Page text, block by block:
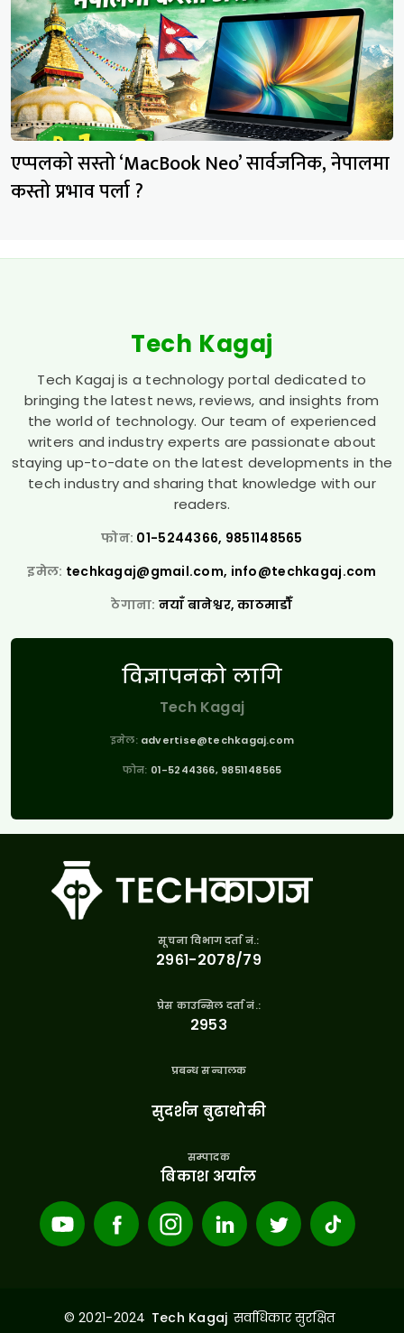
एप्पलको सस्तो ‘MacBook Neo’ सार्वजनिक, नेपालमा
कस्तो प्रभाव पर्ला ?
Tech Kagaj
Tech Kagaj is a technology portal dedicated to
bringing the latest news, reviews, and insights from
the world of technology. Our team of experienced
writers and industry experts are passionate about
staying up-to-date on the latest developments in the
tech industry and sharing that knowledge with our
readers.
फोन: 01-5244366, 9851148565
इमेल: techkagaj@gmail.com, info@techkagaj.com
ठेगाना: नयाँ बानेश्वर, काठमाडौँ
विज्ञापनको लागि
Tech Kagaj
इमेल: advertise@techkagaj.com
फोन: 01-5244366, 9851148565
सूचना विभाग दर्ता नं.:
२९६१-२०७८/७९
प्रेस काउन्सिल दर्ता नं.:
२९५३
प्रबन्ध सन्चालक
सुदर्शन बुढाथोकी
सम्पादक
बिकाश अर्याल
© 2021-2024 Tech Kagaj सर्वाधिकार सुरक्षित